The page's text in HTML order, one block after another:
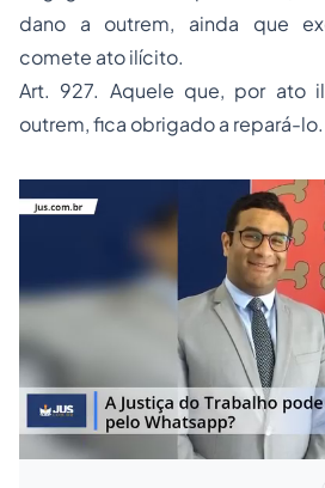
dano a outrem, ainda que
comete ato ilícito.
Art. 927. Aquele que, por ato
outrem, fica obrigado a repará-lo.